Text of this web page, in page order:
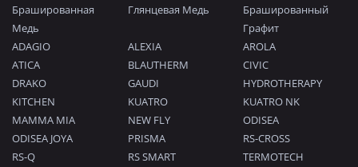
Брашированная
Медь
Глянцевая Медь
Брашированный
Графит
ADAGIO
ALEXIA
AROLA
ATICA
BLAUTHERM
CIVIC
DRAKO
GAUDI
HYDROTHERAPY
KITCHEN
KUATRO
KUATRO NK
MAMMA MIA
NEW FLY
ODISEA
ODISEA JOYA
PRISMA
RS-CROSS
RS-Q
RS SMART
TERMOTECH